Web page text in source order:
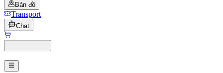
Bản đồ
Transport
Chat